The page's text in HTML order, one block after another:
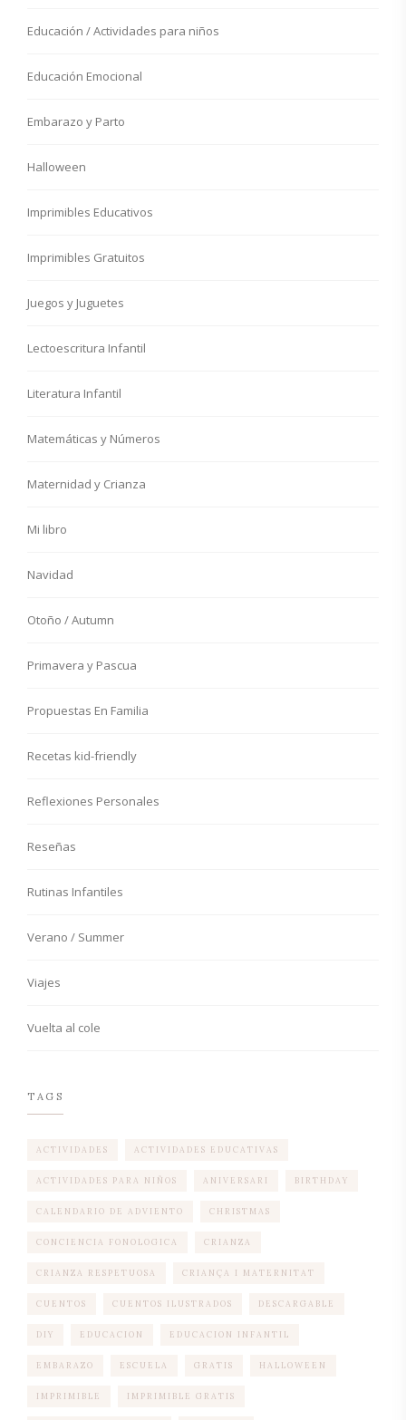
Educación / Actividades para niños
Educación Emocional
Embarazo y Parto
Halloween
Imprimibles Educativos
Imprimibles Gratuitos
Juegos y Juguetes
Lectoescritura Infantil
Literatura Infantil
Matemáticas y Números
Maternidad y Crianza
Mi libro
Navidad
Otoño / Autumn
Primavera y Pascua
Propuestas En Familia
Recetas kid-friendly
Reflexiones Personales
Reseñas
Rutinas Infantiles
Verano / Summer
Viajes
Vuelta al cole
TAGS
ACTIVIDADES ACTIVIDADES EDUCATIVAS
ACTIVIDADES PARA NIÑOS ANIVERSARI BIRTHDAY
CALENDARIO DE ADVIENTO CHRISTMAS
CONCIENCIA FONOLOGICA CRIANZA
CRIANZA RESPETUOSA CRIANÇA I MATERNITAT
CUENTOS CUENTOS ILUSTRADOS DESCARGABLE
DIY EDUCACION EDUCACION INFANTIL
EMBARAZO ESCUELA GRATIS HALLOWEEN
IMPRIMIBLE IMPRIMIBLE GRATIS